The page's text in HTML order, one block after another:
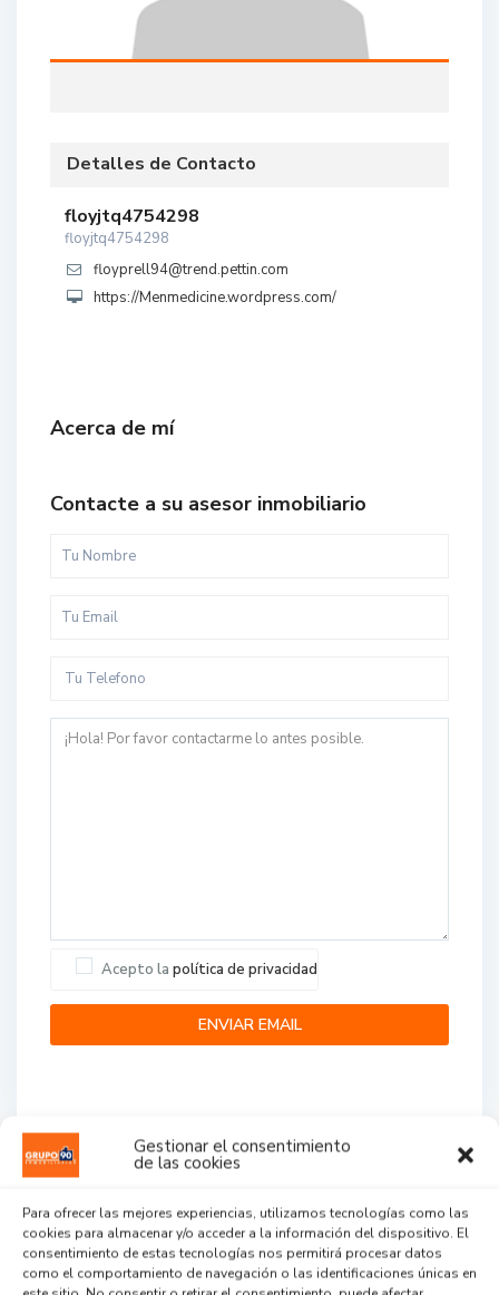
Gestionar el consentimiento
de las cookies
Para ofrecer las mejores experiencias, utilizamos tecnologías como las
cookies para almacenar y/o acceder a la información del dispositivo. El
consentimiento de estas tecnologías nos permitirá procesar datos
como el comportamiento de navegación o las identificaciones únicas en
Detalles de Contacto
floyjtq4754298
floyjtq4754298
floyprell94@trend.pettin.com
https://Menmedicine.wordpress.com/
Acerca de mí
Contacte a su asesor inmobiliario
Acepto la política de privacidad
...